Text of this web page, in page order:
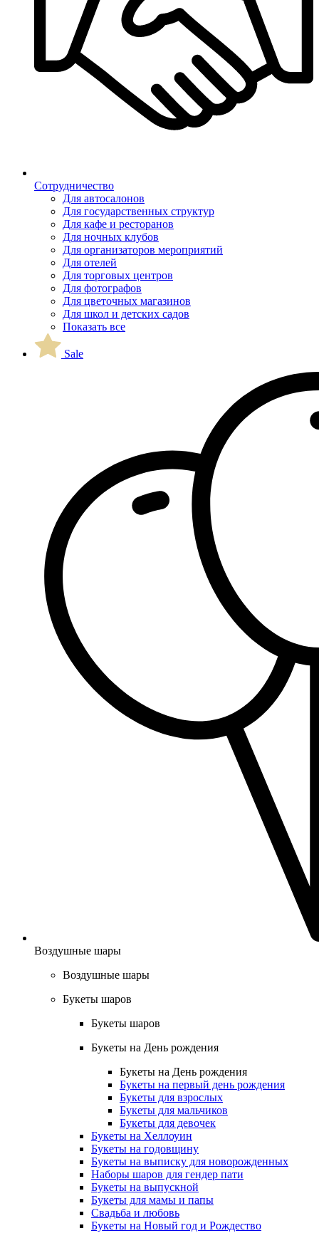
Сотрудничество
Для автосалонов
Для государственных структур
Для кафе и ресторанов
Для ночных клубов
Для организаторов мероприятий
Для отелей
Для торговых центров
Для фотографов
Для цветочных магазинов
Для школ и детских садов
Показать все
Sale
Воздушные шары
Воздушные шары
Букеты шаров
Букеты шаров
Букеты на День рождения
Букеты на День рождения
Букеты на первый день рождения
Букеты для взрослых
Букеты для мальчиков
Букеты для девочек
Букеты на Хеллоуин
Букеты на годовщину
Букеты на выписку для новорожденных
Наборы шаров для гендер пати
Букеты на выпускной
Букеты для мамы и папы
Свадьба и любовь
Букеты на Новый год и Рождество